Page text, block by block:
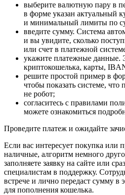
выберите валютную пару в
в форме указан актуальный
и минимальный лимиты по
введите сумму. Система
и вы увидите, сколько
или счет в платежной
укажите платежные данные.
криптокошелька, карты,
решите простой пример в
чтобы показать системе, что
не робот;
согласитесь с правилами
можете ознакомиться
Проведите платеж и ожидайте
Если вас интересует покупка или
наличные, алгоритм немного
заполняете заявку на сайте или
специалистам в поддержку.
встрече и лично передаст сумму в
для пополнения кошелька.